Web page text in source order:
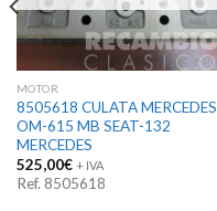
MOTOR
8505618 CULATA MERCEDES
OM-615 MB SEAT-132
MERCEDES
525,00€ + IVA
Ref. 8505618